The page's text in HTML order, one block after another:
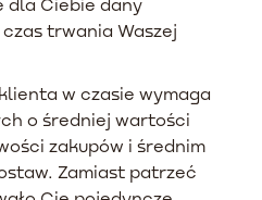
dla Ciebie dany
trwania Waszej
w czasie wymaga
o średniej wartości
zakupów i średnim
Zamiast patrzeć